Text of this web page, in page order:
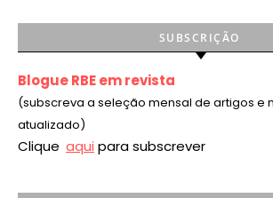
SUBSCRIÇÃO
Blogue RBE em revista
(subscreva a seleção mensal de artigos e
atualizado)
Clique aqui para subscrever